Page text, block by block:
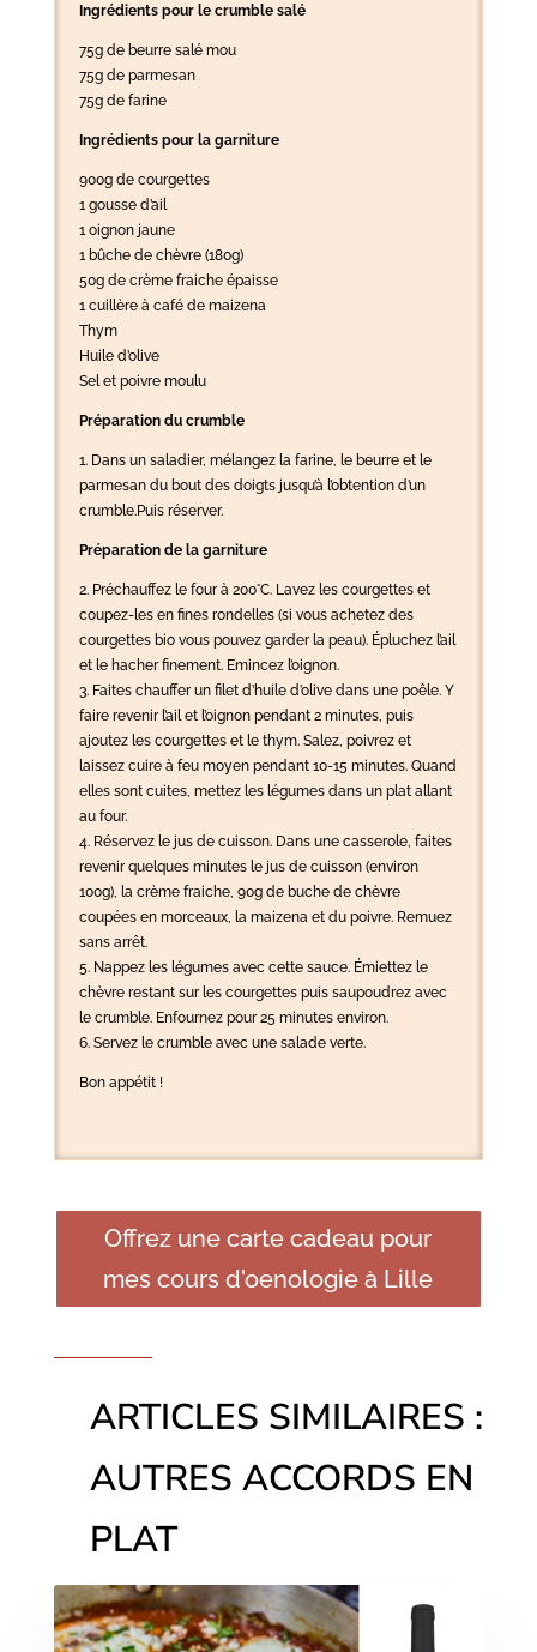
Ingrédients pour le crumble salé
75g de beurre salé mou
75g de parmesan
75g de farine
Ingrédients pour la garniture
900g de courgettes
1 gousse d’ail
1 oignon jaune
1 bûche de chèvre (180g)
50g de crème fraiche épaisse
1 cuillère à café de maizena
Thym
Huile d’olive
Sel et poivre moulu
Préparation du crumble
1. Dans un saladier, mélangez la farine, le beurre et le
parmesan du bout des doigts jusqu’à l’obtention d’un
crumble.Puis réserver.
Préparation de la garniture
2. Préchauffez le four à 200°C. Lavez les courgettes et
coupez-les en fines rondelles (si vous achetez des
courgettes bio vous pouvez garder la peau). Épluchez l’ail
et le hacher finement. Emincez l’oignon.
3. Faites chauffer un filet d’huile d’olive dans une poêle. Y
faire revenir l’ail et l’oignon pendant 2 minutes, puis
ajoutez les courgettes et le thym. Salez, poivrez et
laissez cuire à feu moyen pendant 10-15 minutes. Quand
elles sont cuites, mettez les légumes dans un plat allant
au four.
4. Réservez le jus de cuisson. Dans une casserole, faites
revenir quelques minutes le jus de cuisson (environ
100g), la crème fraiche, 90g de buche de chèvre
coupées en morceaux, la maizena et du poivre. Remuez
sans arrêt.
5. Nappez les légumes avec cette sauce. Émiettez le
chèvre restant sur les courgettes puis saupoudrez avec
le crumble. Enfournez pour 25 minutes environ.
6. Servez le crumble avec une salade verte.
Bon appétit !
Offrez une carte cadeau pour
mes cours d'oenologie à Lille
ARTICLES SIMILAIRES :
AUTRES ACCORDS EN
PLAT